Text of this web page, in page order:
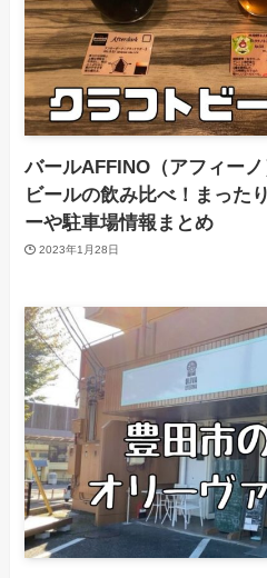
バールAFFINO（アフィー
ビールの飲み比べ！まった
ーや駐車場情報まとめ
2023年1月28日